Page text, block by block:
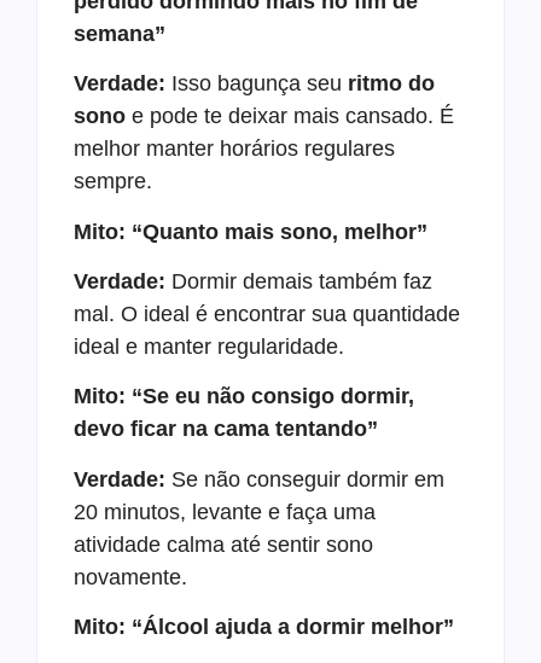
semana”
Verdade: Isso bagunça seu ritmo do
sono e pode te deixar mais cansado. É
melhor manter horários regulares
sempre.
Mito: “Quanto mais sono, melhor”
Verdade: Dormir demais também faz
mal. O ideal é encontrar sua quantidade
ideal e manter regularidade.
Mito: “Se eu não consigo dormir,
devo ficar na cama tentando”
Verdade: Se não conseguir dormir em
20 minutos, levante e faça uma
atividade calma até sentir sono
novamente.
Mito: “Álcool ajuda a dormir melhor”